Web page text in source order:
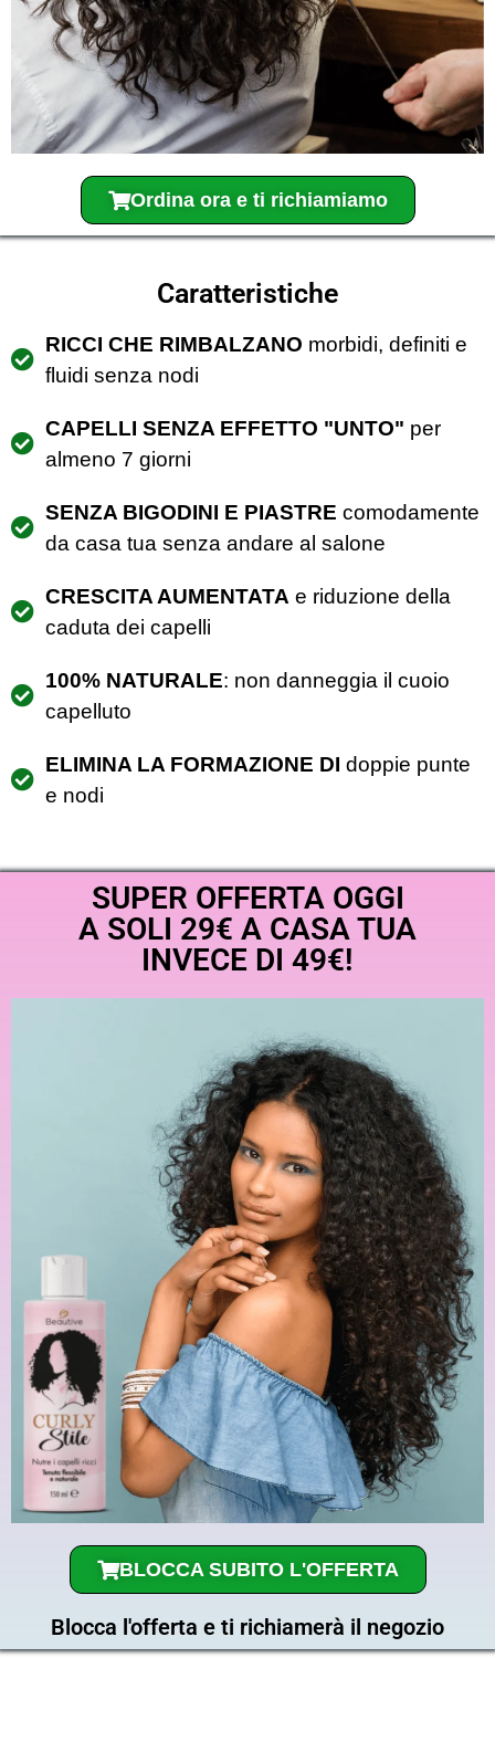
Ordina ora e ti richiamiamo
Caratteristiche
RICCI CHE RIMBALZANO morbidi, definiti e
fluidi senza nodi
CAPELLI SENZA EFFETTO "UNTO" per
almeno 7 giorni
SENZA BIGODINI E PIASTREcomodamente
da casa tua senza andare al salone
CRESCITA AUMENTATA e riduzione della
caduta dei capelli
100% NATURALE: non danneggia il cuoio
capelluto
ELIMINA LA FORMAZIONE DI doppie punte
e nodi
SUPER OFFERTA OGGI
A SOLI 29€ A CASA TUA
INVECE DI 49€!
BLOCCA SUBITO L'OFFERTA
Blocca l'offerta e ti richiamerà il negozio